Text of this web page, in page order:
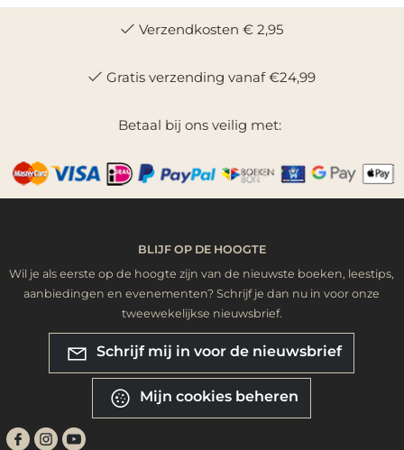
Verzendkosten € 2,95
Gratis verzending vanaf €24,99
Betaal bij ons veilig met:
BLIJF OP DE HOOGTE
Wil je als eerste op de hoogte zijn van de nieuwste boeken, leestips,
aanbiedingen en evenementen? Schrijf je dan nu in voor onze
tweewekelijkse nieuwsbrief.
Schrijf mij in voor de nieuwsbrief
Mijn cookies beheren